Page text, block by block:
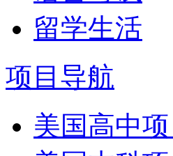
留学生活
项目导航
美国高中项